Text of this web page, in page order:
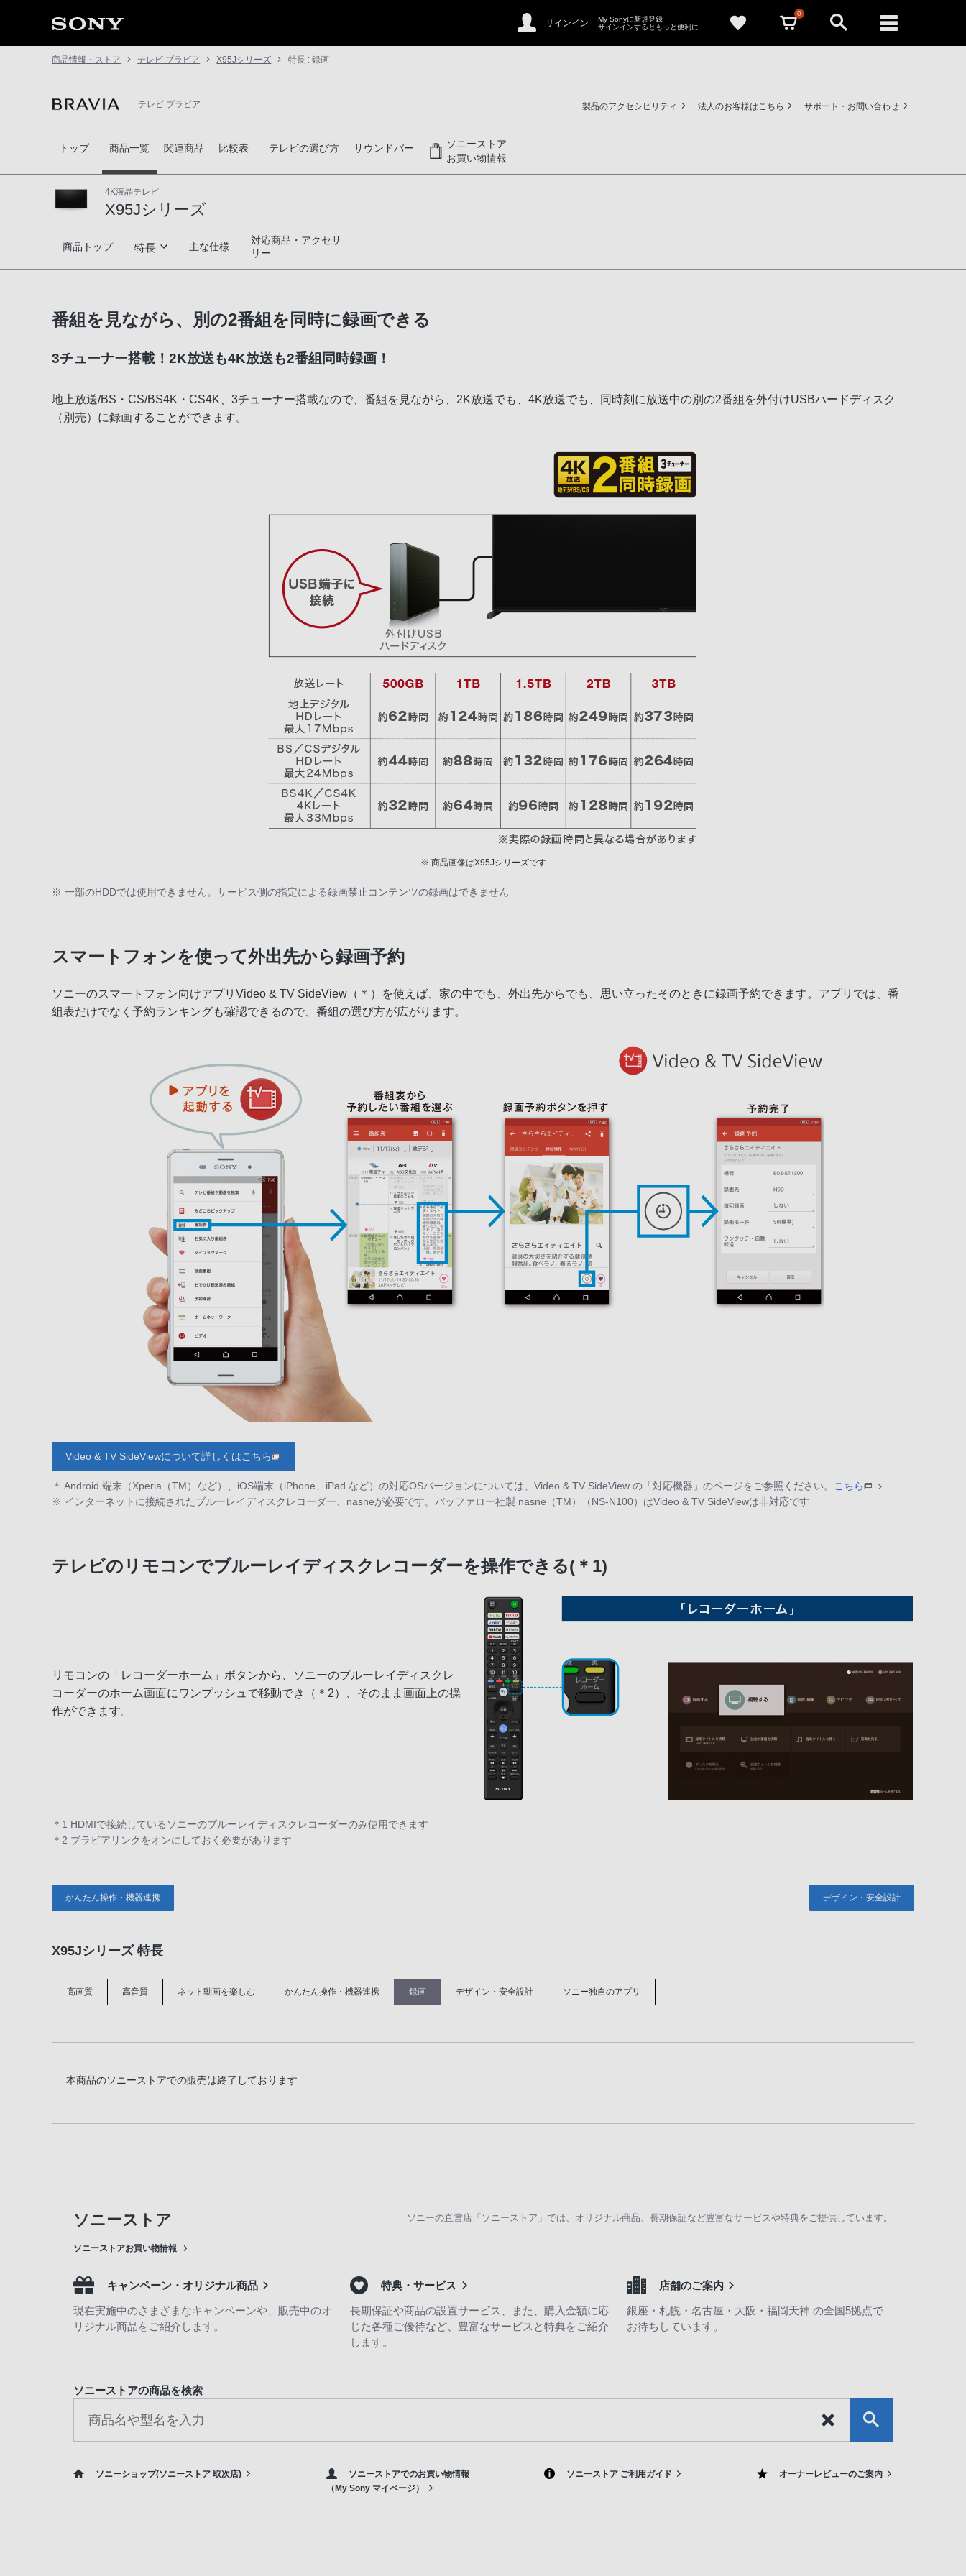
サインイン
My Sonyに新規登録
サインインするともっと便利に
0
商品情報・ストア テレビ ブラビア X95Jシリーズ 特長 : 録画
テレビ ブラビア 製品のアクセシビリティ 法人のお客様はこちら サポート・お問い合わせ
トップ 商品一覧 関連商品 比較表 テレビの選び方 サウンドバー
ソニーストア
お買い物情報
4K液晶テレビ
X95Jシリーズ
X95Jシリーズ
商品トップ 特長
高音質
ネット動画を楽しむ
録画
主な仕様
対応商品・アクセサ
リー
番組を見ながら、別の2番組を同時に録画できる
3チューナー搭載！2K放送も4K放送も2番組同時録画！
地上放送/BS・CS/BS4K・CS4K、3チューナー搭載なので、番組を見ながら、2K放送でも、4K放送でも、同時刻に放送中の別の2番組を外付けUSBハードディスク
（別売）に録画することができます。
※ 商品画像はX95Jシリーズです
※ 一部のHDDでは使用できません。サービス側の指定による録画禁止コンテンツの録画はできません
スマートフォンを使って外出先から録画予約
ソニーのスマートフォン向けアプリVideo & TV SideView（＊）を使えば、家の中でも、外出先からでも、思い立ったそのときに録画予約できます。アプリでは、番
組表だけでなく予約ランキングも確認できるので、番組の選び方が広がります。
Video & TV SideViewについて詳しくはこちら
＊ Android 端末（Xperia（TM）など）、iOS端末（iPhone、iPad など）の対応OSバージョンについては、Video & TV SideView の「対応機器」のページをご参照ください。
こちら
※ インターネットに接続されたブルーレイディスクレコーダー、nasneが必要です。バッファロー社製 nasne（TM）（NS-N100）はVideo & TV SideViewは非対応です
テレビのリモコンでブルーレイディスクレコーダーを操作できる(＊1)
リモコンの「レコーダーホーム」ボタンから、ソニーのブルーレイディスクレ
コーダーのホーム画面にワンプッシュで移動でき（＊2）、そのまま画面上の操
作ができます。
＊1 HDMIで接続しているソニーのブルーレイディスクレコーダーのみ使用できます
＊2 ブラビアリンクをオンにしておく必要があります
かんたん操作・機器連携 デザイン・安全設計
X95Jシリーズ 特長
高画質 高音質 ネット動画を楽しむ かんたん操作・機器連携 録画 デザイン・安全設計 ソニー独自のアプリ
本商品のソニーストアでの販売は終了しております
ソニーストア ソニーの直営店「ソニーストア」では、オリジナル商品、長期保証など豊富なサービスや特典をご提供しています。
ソニーストアお買い物情報
キャンペーン・オリジナル商品
現在実施中のさまざまなキャンペーンや、販売中のオ
リジナル商品をご紹介します。
特典・サービス
長期保証や商品の設置サービス、また、購入金額に応
じた各種ご優待など、豊富なサービスと特典をご紹介
します。
店舗のご案内
銀座・札幌・名古屋・大阪・福岡天神 の全国5拠点で
お待ちしています。
ソニーストアの商品を検索
ソニーショップ(ソニーストア 取次店)
ソニーストアでのお買い物情報
（My Sony マイページ）
ソニーストア ご利用ガイド オーナーレビューのご案内